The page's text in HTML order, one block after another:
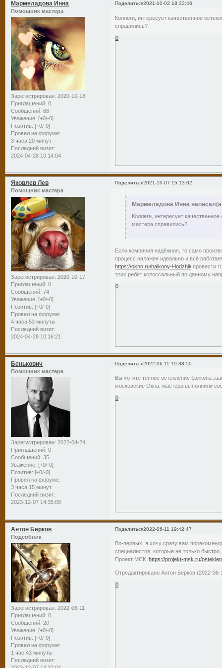
Поделиться2021-10-02 18:33:46
Мармеладова Инна
Помощник мастера
Зарегистрирован: 2020-10-18
Приглашений: 0
Сообщений: 88
Уважение: [+0/-0]
Позитив: [+0/-0]
Провел на форуме:
3 часа 20 минут
Последний визит:
2024-04-28 10:14:04
Коллеги, интересует качественное
справились?
0
Поделиться2021-10-07 15:13:02
Яковлев Лев
Помощник мастера
Зарегистрирован: 2020-10-17
Приглашений: 0
Сообщений: 74
Уважение: [+0/-0]
Позитив: [+0/-0]
Провел на форуме:
4 часа 53 минуты
Последний визит:
2024-04-28 10:16:21
Мармеладова Инна
Коллеги, интересует
мастера справились?
Если компания надёжная, то само
процесс налажен идеально и всё
https://okno.ru/balkony-i-lodzhii/ провести
этих ребят колоссальный по данному
0
Поделиться2022-06-11 19:38:50
Бенькович
Помощник мастера
Зарегистрирован: 2022-04-24
Приглашений: 0
Сообщений: 35
Уважение: [+0/-0]
Позитив: [+0/-0]
Провел на форуме:
3 часа 15 минут
Последний визит:
2023-12-07 14:35:09
Вы хотите тёплое остекление балкона
московские Окна, мастера выполнили
0
Поделиться2022-06-11 19:42:47
Антон Берков
Подсобник
Зарегистрирован: 2022-06-11
Приглашений: 0
Сообщений: 20
Уважение: [+0/-0]
Позитив: [+0/-0]
Провел на форуме:
1 час 43 минуты
Последний визит:
Во-первых, я хочу сразу вам
специалистов, которые не только
Проект МСК https://projekt-msk.ru/
Отредактировано Антон Берков (2022-06-
0